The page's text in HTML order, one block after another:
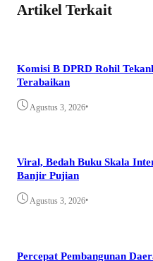
Artikel Terkait
Komisi B DPRD Rohil
Terabaikan
Agustus 3, 2026•
Viral, Bedah Buku Skala
Banjir Pujian
Agustus 3, 2026•
Percepat Pembangunan